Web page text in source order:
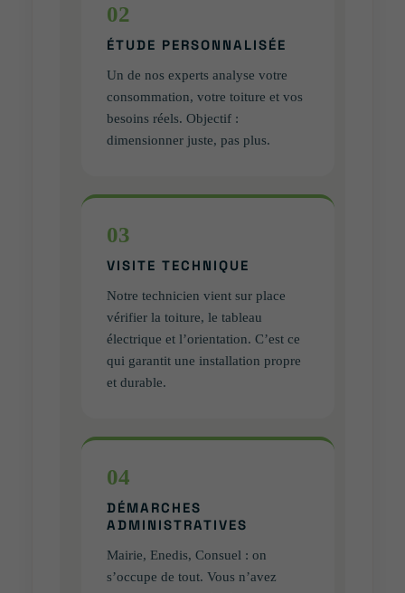
02
ÉTUDE PERSONNALISÉE
Un de nos experts analyse votre
consommation, votre toiture et vos
besoins réels. Objectif :
dimensionner juste, pas plus.
03
VISITE TECHNIQUE
Notre technicien vient sur place
vérifier la toiture, le tableau
électrique et l’orientation. C’est ce
qui garantit une installation propre
et durable.
04
DÉMARCHES
ADMINISTRATIVES
Mairie, Enedis, Consuel : on
s’occupe de tout. Vous n’avez